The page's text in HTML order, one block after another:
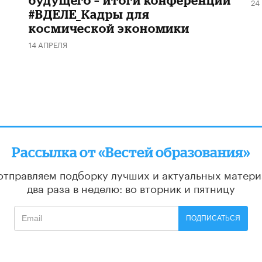
#ВДЕЛЕ_Кадры для
космической экономики
14 АПРЕЛЯ
Рассылка от «Вестей образования»
подборку лучших и актуальных
два раза в неделю: во вторник и пятницу
ПОДПИСАТЬСЯ